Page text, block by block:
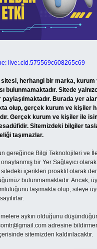
live:.cid.575569c608265c69
herhangi bir marka, kurum
bulunmamaktadır. Sitede
paylaşılmaktadır. Burada yer
olup, gerçek kurum ve kişiler
Gerçek kurum ve kişiler ile
Sitemizdeki bilgiler
taşımazlar.
gereğince Bilgi Teknolojileri ve
bir Yer Sağlayıcı
içerikleri proaktif olarak
bulunmamaktadır. Ancak,
taşımakta olup, siteye
aykırı olduğunu
adresine
sitemizden kaldırılacaktır.